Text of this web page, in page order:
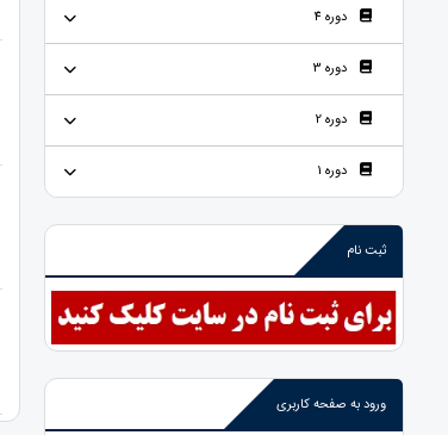
دوره 4
دوره 3
دوره 2
دوره 1
ثبت نام
ورود به صفحه کاربری